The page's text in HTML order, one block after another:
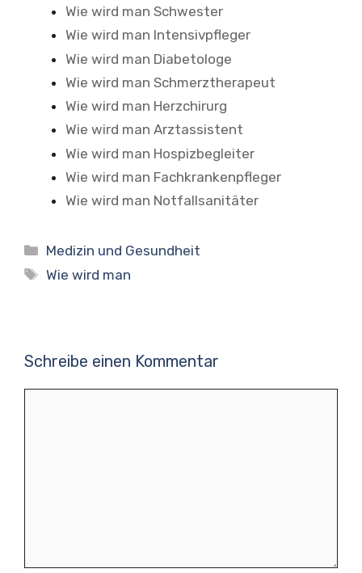
Wie wird man Schwester
Wie wird man Intensivpfleger
Wie wird man Diabetologe
Wie wird man Schmerztherapeut
Wie wird man Herzchirurg
Wie wird man Arztassistent
Wie wird man Hospizbegleiter
Wie wird man Fachkrankenpfleger
Wie wird man Notfallsanitäter
Kategorien
Medizin und Gesundheit
Schlagwörter
Wie wird man
Schreibe einen Kommentar